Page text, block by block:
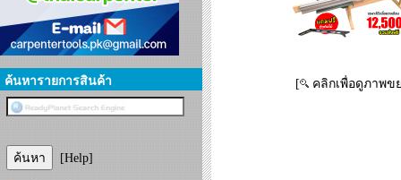
ค้นหารายการสินค้า
[Help]
[ คลิกเพื่อดูภาพข